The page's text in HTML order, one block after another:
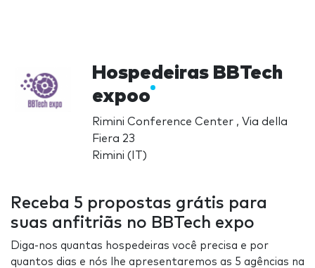
Hospedeiras BBTech
expoo
Rimini Conference Center , Via della
Fiera 23
Rimini (IT)
Receba 5 propostas grátis para
suas anfitriãs no BBTech expo
Diga-nos quantas hospedeiras você precisa e por
quantos dias e nós lhe apresentaremos as 5 agências na